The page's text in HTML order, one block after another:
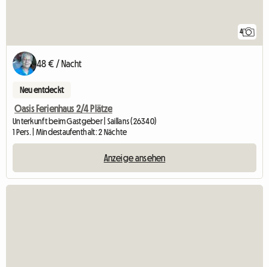
4
48 € / Nacht
Neu entdeckt
Oasis Ferienhaus 2/4 Plätze
Unterkunft beim Gastgeber | Saillans (26340)
1 Pers. | Mindestaufenthalt: 2 Nächte
Anzeige ansehen